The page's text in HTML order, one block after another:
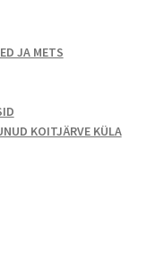
JA METS
KOITJÄRVE KÜLA